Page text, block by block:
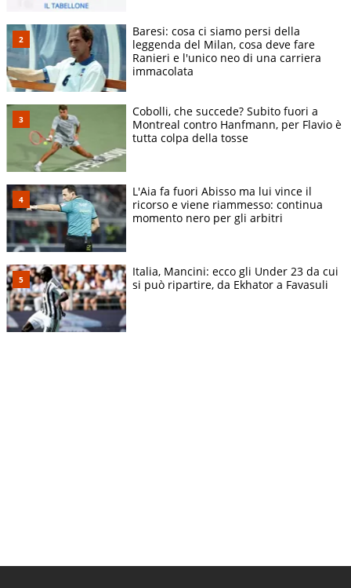
Baresi: cosa ci siamo persi della
leggenda del Milan, cosa deve fare
Ranieri e l'unico neo di una carriera
immacolata
Cobolli, che succede? Subito fuori a
Montreal contro Hanfmann, per Flavio è
tutta colpa della tosse
L'Aia fa fuori Abisso ma lui vince il
ricorso e viene riammesso: continua
momento nero per gli arbitri
Italia, Mancini: ecco gli Under 23 da cui
si può ripartire, da Ekhator a Favasuli